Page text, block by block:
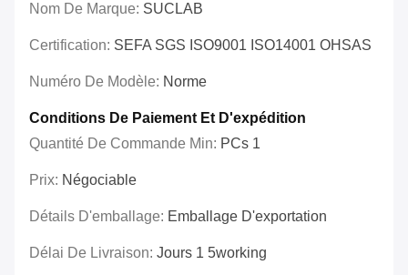
Nom De Marque: SUCLAB
Certification: SEFA SGS ISO9001 ISO14001 OHSAS
Numéro De Modèle: Norme
Conditions De Paiement Et D'expédition
Quantité De Commande Min: PCs 1
Prix: Négociable
Détails D'emballage: Emballage D'exportation
Délai De Livraison: Jours 1 5working